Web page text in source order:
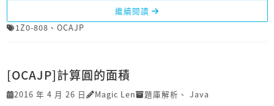
繼續閱讀
1Z0-808 、 OCAJP
[OCAJP]計算圓的面積
2016 年 4 月 26 日 Magic Len 題庫解析 、 Java